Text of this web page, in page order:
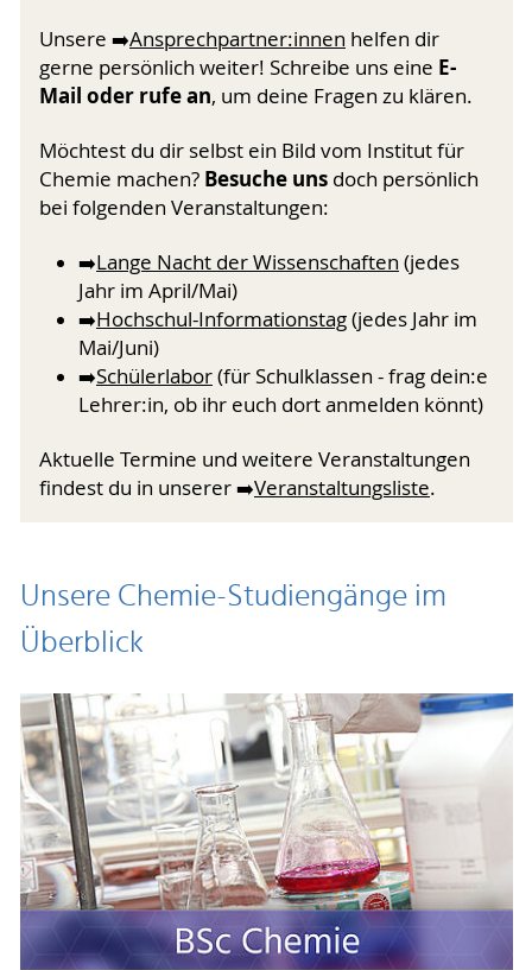
Unsere ➡️Ansprechpartner:innen helfen dir
gerne persönlich weiter! Schreibe uns eine E-
Mail oder rufe an, um deine Fragen zu klären.
Möchtest du dir selbst ein Bild vom Institut für
Chemie machen? Besuche uns doch persönlich
bei folgenden Veranstaltungen:
➡️Lange Nacht der Wissenschaften (jedes
Jahr im April/Mai)
➡️Hochschul-Informationstag(jedes Jahr im
Mai/Juni)
➡️Schülerlabor(für Schulklassen - frag dein:e
Lehrer:in, ob ihr euch dort anmelden könnt)
Aktuelle Termine und weitere Veranstaltungen
findest du in unserer ➡️Veranstaltungsliste.
Unsere Chemie-Studiengänge im
Überblick